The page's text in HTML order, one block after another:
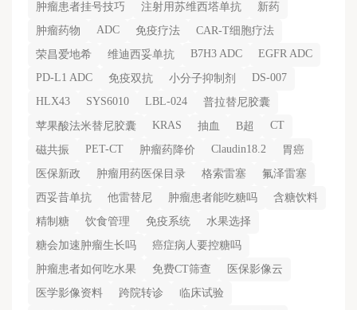
肿瘤患者挂号技巧
注射用苏维西塔单抗
新药
肿瘤药物
ADC 免疫疗法
CAR-T细胞疗法
荣昌爱地希
维迪西妥单抗 B7H3 ADC
EGFR ADC
PD-L1 ADC
免疫双抗 小分子抑制剂
DS-007
HLX43
SYS6010 LBL-024
普拉替尼胶囊
苹果酸法米替尼胶囊
KRAS 抽血 B超 CT
磁共振 PET-CT 肿瘤药降价 Claudin18.2
胃癌
医保新政
肿瘤用药医保目录 格索雷塞
氟泽雷塞
西妥昔单抗
他雷替尼 肿瘤患者能吃糖吗
含糖饮料
精制糖
饮食管理 免疫系统
水果选择
糖会加速肿瘤生长吗
癌症病人要控糖吗
肿瘤患者如何吃水果
免费CT筛查
医保影像云
医学影像资料
跨院转诊
临床试验